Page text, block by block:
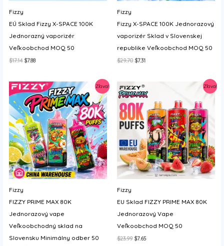
Fizzy
EÚ Sklad Fizzy X-SPACE 100K
Jednorazný vaporizér
Veľkoobchod MOQ 50
$17.14 Original
$17.14.
$7.88Current
$7.88.
Fizzy
Fizzy X-SPACE 100K Jednorazový
vaporizér Sklad v Slovenskej
republike Veľkoobchod MOQ 50
$29.70 Original
$7.31Current
Zľava!
Fizzy
FIZZY PRIME MAX 80K
Jednorazový vape
Veľkoobchodný sklad na
Slovensku Minimálny odber 50
Zľava!
Fizzy
EU Sklad FIZZY PRIME MAX 80K
Jednorazový Vape
Veľkoobchod MOQ 50
$23.99 Original
$7.65Current